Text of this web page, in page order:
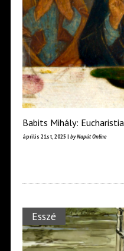
Babits Mihály: Eucharistia
április 21st, 2025 | by Napút Online
Esszé